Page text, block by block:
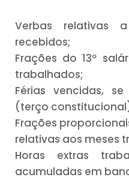
Verbas relativas
recebidos;
Frações do 13º
trabalhados;
Férias vencidas,
(terço
Frações
relativas aos meses
Horas extras
acumuladas em